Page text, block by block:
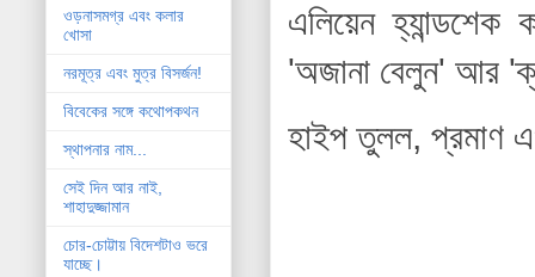
এলিয়েন
'অজানা বেলুন' আর
হাইপ তুলল, প্রমাণ
ওড়নাসমগ্র এবং কলার
খোসা
নরমূত্র এবং মুত্র বিসর্জন!
বিবেকের সঙ্গে কথোপকথন
স্থাপনার নাম...
সেই দিন আর নাই,
শাহাদুজ্জামান
চোর-চোট্টায় বিদেশটাও ভরে
যাচ্ছে।